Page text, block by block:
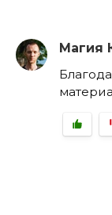
Магия